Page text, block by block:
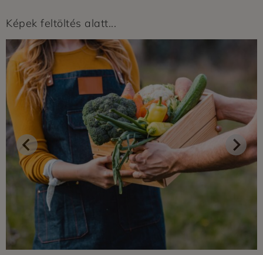
Képek feltöltés alatt...